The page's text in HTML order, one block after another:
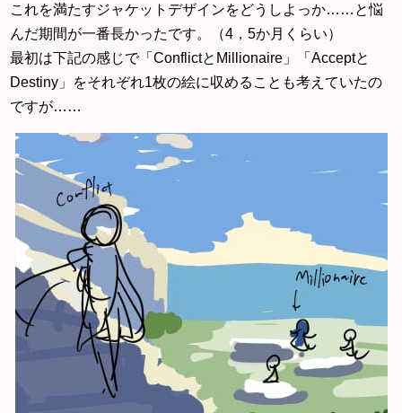
これを満たすジャケットデザインをどうしよっか……と悩
んだ期間が一番長かったです。（4，5か月くらい）
最初は下記の感じで「ConflictとMillionaire」「Acceptと
Destiny」をそれぞれ1枚の絵に収めることも考えていたの
ですが……